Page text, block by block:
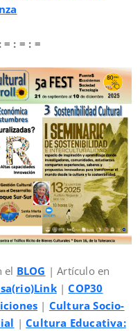
= : = : =
el BLOG | Artículo en
|COP30
| Cultura Socio-
|Cultura Educativa: